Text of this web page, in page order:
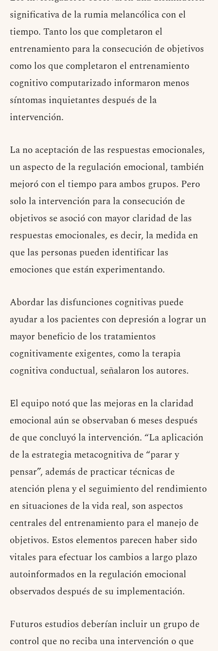
significativa de la rumia melancólica con el
tiempo. Tanto los que completaron el
entrenamiento para la consecución de objetivos
como los que completaron el entrenamiento
cognitivo computarizado informaron menos
síntomas inquietantes después de la
intervención.
La no aceptación de las respuestas emocionales,
un aspecto de la regulación emocional, también
mejoró con el tiempo para ambos grupos. Pero
solo la intervención para la consecución de
objetivos se asoció con mayor claridad de las
respuestas emocionales, es decir, la medida en
que las personas pueden identificar las
emociones que están experimentando.
Abordar las disfunciones cognitivas puede
ayudar a los pacientes con depresión a lograr un
mayor beneficio de los tratamientos
cognitivamente exigentes, como la terapia
cognitiva conductual, señalaron los autores.
El equipo notó que las mejoras en la claridad
emocional aún se observaban 6 meses después
de que concluyó la intervención. “La aplicación
de la estrategia metacognitiva de “parar y
pensar”, además de practicar técnicas de
atención plena y el seguimiento del rendimiento
en situaciones de la vida real, son aspectos
centrales del entrenamiento para el manejo de
objetivos. Estos elementos parecen haber sido
vitales para efectuar los cambios a largo plazo
autoinformados en la regulación emocional
observados después de su implementación.
Futuros estudios deberían incluir un grupo de
control que no reciba una intervención o que